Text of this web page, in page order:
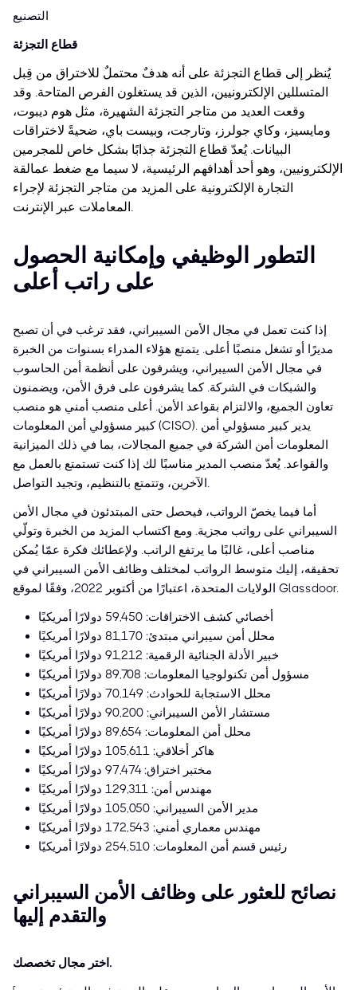
التصنيع
قطاع التجزئة
يُنظر إلى قطاع التجزئة على أنه هدفٌ محتملٌ للاختراق من قِبل
المتسللين الإلكترونيين، الذين قد يستغلون الفرص المتاحة. وقد
وقعت العديد من متاجر التجزئة الشهيرة، مثل هوم ديبوت،
ومايسيز، وكاي جولرز، وتارجت، وبيست باي، ضحيةً لاختراقات
البيانات. يُعدّ قطاع التجزئة جذابًا بشكل خاص للمجرمين
الإلكترونيين، وهو أحد أهدافهم الرئيسية، لا سيما مع ضغط عمالقة
التجارة الإلكترونية على المزيد من متاجر التجزئة لإجراء
المعاملات عبر الإنترنت.
التطور الوظيفي وإمكانية الحصول
على راتب أعلى
إذا كنت تعمل في مجال الأمن السيبراني، فقد ترغب في أن تصبح
مديرًا أو تشغل منصبًا أعلى. يتمتع هؤلاء المدراء بسنوات من الخبرة
في مجال الأمن السيبراني، ويشرفون على أنظمة أمن الحاسوب
والشبكات في الشركة. كما يشرفون على فرق الأمن، ويضمنون
تعاون الجميع، والالتزام بقواعد الأمن. أعلى منصب أمني هو منصب
كبير مسؤولي أمن المعلومات (CISO). يدير كبير مسؤولي أمن
المعلومات أمن الشركة في جميع المجالات، بما في ذلك الميزانية
والقواعد. يُعدّ منصب المدير مناسبًا لك إذا كنت تستمتع بالعمل مع
الآخرين، وتتمتع بالتنظيم، وتجيد التواصل.
أما فيما يخصّ الرواتب، فيحصل حتى المبتدئون في مجال الأمن
السيبراني على رواتب مجزية. ومع اكتساب المزيد من الخبرة وتولّي
مناصب أعلى، غالبًا ما يرتفع الراتب. ولإعطائك فكرة عمّا يُمكن
تحقيقه، إليك متوسط الرواتب لمختلف وظائف الأمن السيبراني في
الولايات المتحدة، اعتبارًا من أكتوبر 2022، وفقًا لموقع Glassdoor.
أخصائي كشف الاختراقات: 59,450 دولارًا أمريكيًا
محلل أمن سيبراني مبتدئ: 81,170 دولارًا أمريكيًا
خبير الأدلة الجنائية الرقمية: 91,212 دولارًا أمريكيًا
مسؤول أمن تكنولوجيا المعلومات: 89,708 دولارًا أمريكيًا
محلل الاستجابة للحوادث: 70,149 دولارًا أمريكيًا
مستشار الأمن السيبراني: 90,200 دولارًا أمريكيًا
محلل أمن المعلومات: 89,654 دولارًا أمريكيًا
هاكر أخلاقي: 105,611 دولارًا أمريكيًا
مختبر اختراق: 97,474 دولارًا أمريكيًا
مهندس أمن: 129,311 دولارًا أمريكيًا
مدير الأمن السيبراني: 105,050 دولارًا أمريكيًا
مهندس معماري أمني: 172,543 دولارًا أمريكيًا
رئيس قسم أمن المعلومات: 254,510 دولارًا أمريكيًا
نصائح للعثور على وظائف الأمن السيبراني
والتقدم إليها
اختر مجال تخصصك.